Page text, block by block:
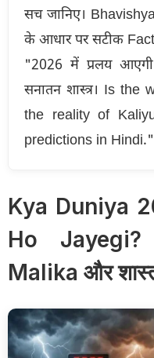
सच जानिए।
के आधार पर सटीक
"2026 में प्रलय
सनातन शास्त्र। Is
the reality of
predictions in Hindi."
Kya Duniya
Ho Jayegi?
Malika और